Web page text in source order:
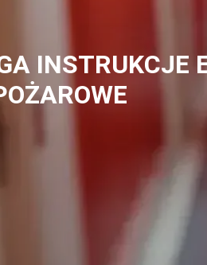
ODDYMIANIA